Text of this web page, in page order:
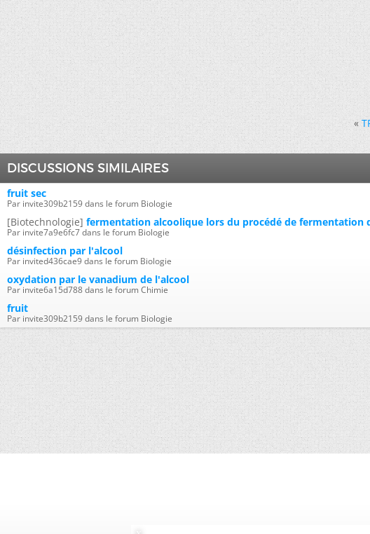
«
DISCUSSIONS SIMILAIRES
fruit sec
Par invite309b2159 dans le forum Biologie
[Biotechnologie] fermentation alcoolique lors du procédé de fermentation
Par invite7a9e6fc7 dans le forum Biologie
désinfection par l'alcool
Par invited436cae9 dans le forum Biologie
oxydation par le vanadium de l'alcool
Par invite6a15d788 dans le forum Chimie
fruit
Par invite309b2159 dans le forum Biologie